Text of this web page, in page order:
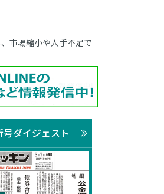
市場縮小や人手不足で
ダイジェスト